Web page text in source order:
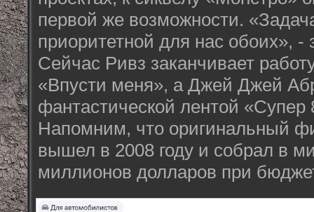
первой же возможности.
приоритетной для нас обоих», -
Сейчас Ривз заканчивает
«Впусти меня», а Джей Джей
фантастической лентой «Супер
Напомним, что оригинальный
вышел в 2008 году и собрал в
миллионов долларов при